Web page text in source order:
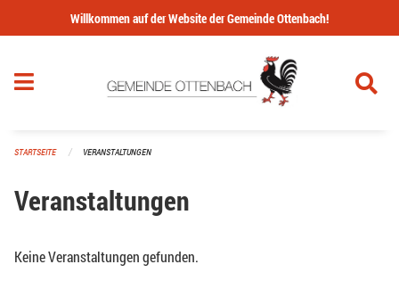
Navigation überspringen
Willkommen auf der Website der Gemeinde Ottenbach!
STARTSEITE VERANSTALTUNGEN
Veranstaltungen
Keine Veranstaltungen gefunden.